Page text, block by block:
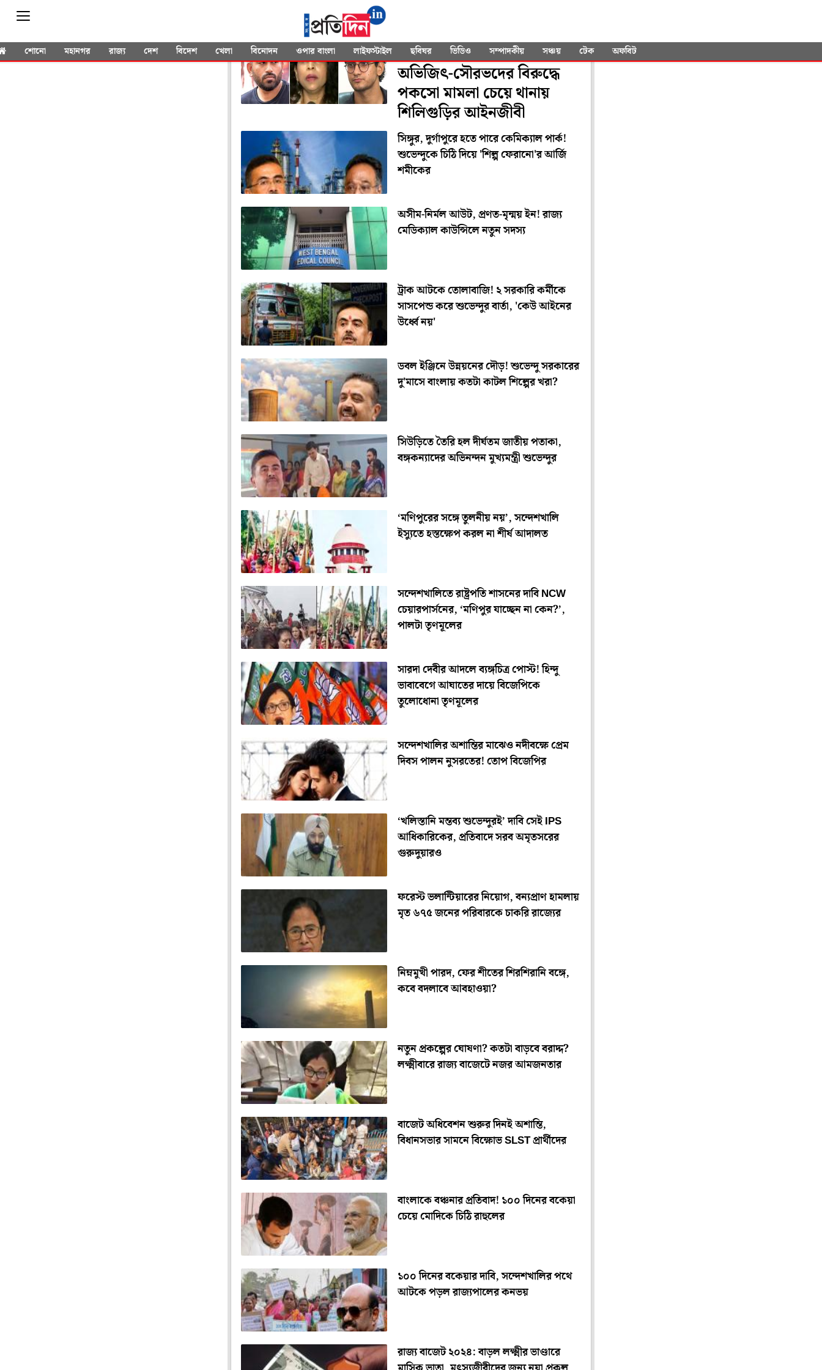
শোনো মহানগর রাজ্য দেশ বিদেশ খেলা বিনোদন ওপার বাংলা লাইফস্টাইল ছবিঘর ভিডিও সম্পাদকীয় সঞ্চয় টেক অফবিট
YOU SEARCHED FOR"West Bengal"
মাত্র ১২ বছরের মেয়ে...,
অভিজিৎ-সৌরভদের বিরুদ্ধে
পকসো মামলা চেয়ে থানায়
শিলিগুড়ির আইনজীবী
সিঙ্গুর, দুর্গাপুরে হতে পারে কেমিক্যাল পার্ক!
শুভেন্দুকে চিঠি দিয়ে 'শিল্প ফেরানো'র আর্জি
শমীকের
অসীম-নির্মল আউট, প্রণত-মৃন্ময় ইন! রাজ্য
মেডিক্যাল কাউন্সিলে নতুন সদস্য
ট্রাক আটকে তোলাবাজি! ২ সরকারি কর্মীকে
সাসপেন্ড করে শুভেন্দুর বার্তা, 'কেউ আইনের
উর্ধ্বে নয়'
ডবল ইঞ্জিনে উন্নয়নের দৌড়! শুভেন্দু সরকারের
দু'মাসে বাংলায় কতটা কাটল শিল্পের খরা?
সিউড়িতে তৈরি হল দীর্ঘতম জাতীয় পতাকা,
বঙ্গকন্যাদের অভিনন্দন মুখ্যমন্ত্রী শুভেন্দুর
‘মণিপুরের সঙ্গে তুলনীয় নয়’, সন্দেশখালি
ইস্যুতে হস্তক্ষেপ করল না শীর্ষ আদালত
সন্দেশখালিতে রাষ্ট্রপতি শাসনের দাবি NCW
চেয়ারপার্সনের, ‘মণিপুর যাচ্ছেন না কেন?’,
পালটা তৃণমূলের
সারদা দেবীর আদলে ব্যঙ্গচিত্র পোস্ট! হিন্দু
ভাবাবেগে আঘাতের দায়ে বিজেপিকে
তুলোধোনা তৃণমূলের
সন্দেশখালির অশান্তির মাঝেও নদীবক্ষে প্রেম
দিবস পালন নুসরতের! তোপ বিজেপির
‘খলিস্তানি মন্তব্য শুভেন্দুরই’ দাবি সেই IPS
আধিকারিকের, প্রতিবাদে সরব অমৃতসরের
গুরুদুয়ারও
ফরেস্ট ভলান্টিয়ারের নিয়োগ, বন্যপ্রাণ হামলায়
মৃত ৬৭৫ জনের পরিবারকে চাকরি রাজ্যের
নিম্নমুখী পারদ, ফের শীতের শিরশিরানি বঙ্গে,
কবে বদলাবে আবহাওয়া?
নতুন প্রকল্পের ঘোষণা? কতটা বাড়বে বরাদ্দ?
লক্ষ্মীবারে রাজ্য বাজেটে নজর আমজনতার
বাজেট অধিবেশন শুরুর দিনই অশান্তি,
বিধানসভার সামনে বিক্ষোভ SLST প্রার্থীদের
বাংলাকে বঞ্চনার প্রতিবাদ! ১০০ দিনের বকেয়া
চেয়ে মোদিকে চিঠি রাহুলের
১০০ দিনের বকেয়ার দাবি, সন্দেশখালির পথে
আটকে পড়ল রাজ্যপালের কনভয়
রাজ্য বাজেট ২০২৪: বাড়ল লক্ষ্মীর ভাণ্ডারে